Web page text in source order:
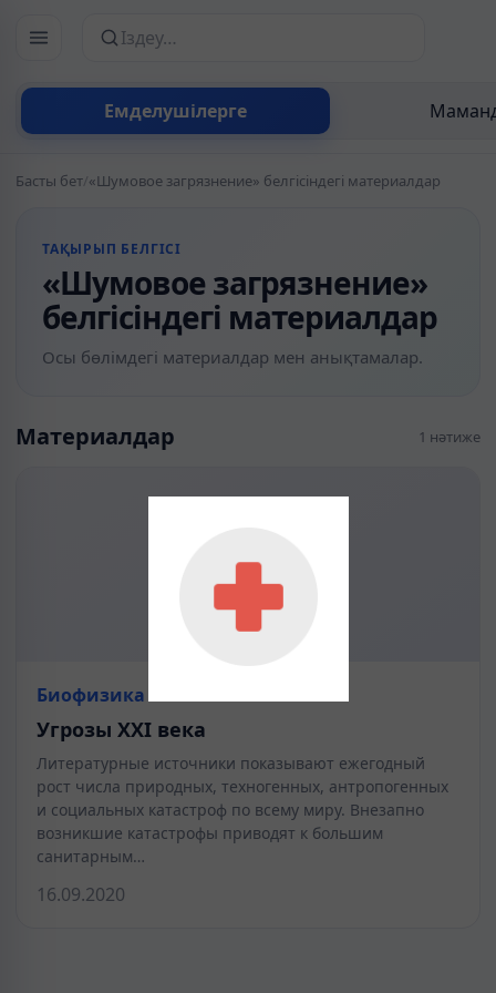
Емделушілерге
Сайттан іздеу
Басты бет/«Шумовое загрязнение» белгісіндегі материалдар
ТАҚЫРЫП БЕЛГІСІ
«Шумовое загрязнение»
белгісіндегі материалдар
Осы бөлімдегі материалдар мен анықтамалар.
Материалдар 1 нәтиже
Биофизика
Угрозы XXI века
Литературные источники показывают ежегодный
рост числа природных, техногенных, антропогенных
и социальных катастроф по всему миру. Внезапно
возникшие катастрофы приводят к большим
санитарным…
16.09.2020